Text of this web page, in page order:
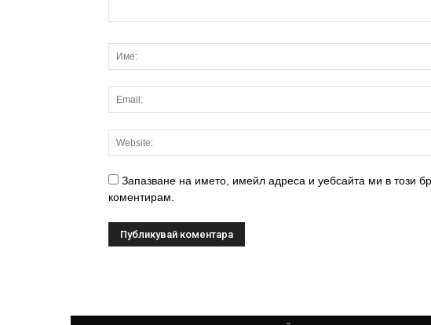
Запазване на името, имейл адреса и уебсайта ми в този
коментирам.